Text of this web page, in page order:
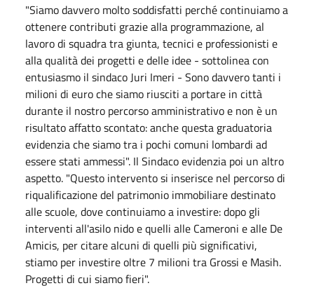
"Siamo davvero molto soddisfatti perché continuiamo a
ottenere contributi grazie alla programmazione, al
lavoro di squadra tra giunta, tecnici e professionisti e
alla qualità dei progetti e delle idee - sottolinea con
entusiasmo il sindaco Juri Imeri - Sono davvero tanti i
milioni di euro che siamo riusciti a portare in città
durante il nostro percorso amministrativo e non è un
risultato affatto scontato: anche questa graduatoria
evidenzia che siamo tra i pochi comuni lombardi ad
essere stati ammessi". Il Sindaco evidenzia poi un altro
aspetto. "Questo intervento si inserisce nel percorso di
riqualificazione del patrimonio immobiliare destinato
alle scuole, dove continuiamo a investire: dopo gli
interventi all'asilo nido e quelli alle Cameroni e alle De
Amicis, per citare alcuni di quelli più significativi,
stiamo per investire oltre 7 milioni tra Grossi e Masih.
Progetti di cui siamo fieri".